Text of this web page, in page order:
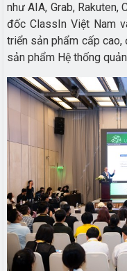
như AIA, Grab, Rakuten,
đốc ClassIn Việt Nam
triển sản phẩm cấp
sản phẩm Hệ thống